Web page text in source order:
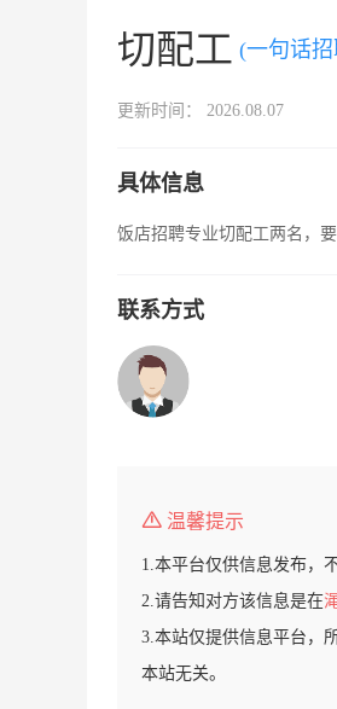
切配工 (一句话
更新时间： 2026.08.07
具体信息
饭店招聘专业切配工两名，
联系方式
温馨提示
1.本平台仅供信息发布，
2.请告知对方该信息是在
3.本站仅提供信息平台，
本站无关。